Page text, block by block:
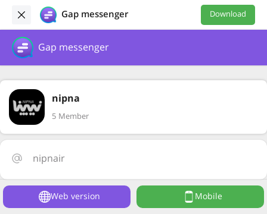
Gap messenger Download
Gap messenger
nipna
5 Member
nipnair
Web version Mobile